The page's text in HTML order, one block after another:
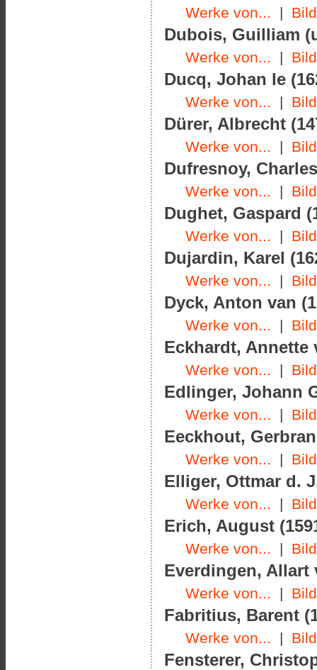
Werke von... |
Dubois, Guilliam
Werke von... |
Ducq, Johan le
Werke von... |
Dürer, Albrecht
Werke von... |
Dufresnoy,
Werke von... |
Dughet, Gaspard
Werke von... |
Dujardin, Karel
Werke von... |
Dyck, Anton van
Werke von... |
Eckhardt, Annette
Werke von... |
Edlinger, Johann
Werke von... |
Eeckhout,
Werke von... |
Elliger, Ottmar d.
Werke von... |
Erich, August
Werke von... |
Everdingen, Allart
Werke von... |
Fabritius, Barent
Werke von... |
Fensterer,